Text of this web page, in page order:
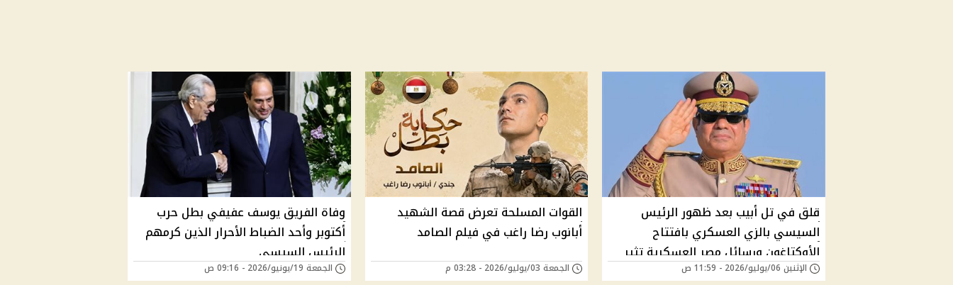
قلق في تل أبيب بعد ظهور الرئيس
السيسي بالزي العسكري بافتتاح
الأوكتاغون ورسائل مصر العسكرية تثير
التساؤلات
الإثنين 06/يوليو/2026 - 11:59 ص
القوات المسلحة تعرض قصة الشهيد
أبانوب رضا راغب في فيلم الصامد
الجمعة 03/يوليو/2026 - 03:28 م
وفاة الفريق يوسف عفيفي بطل حرب
أكتوبر وأحد الضباط الأحرار الذين كرمهم
الرئيس السيسي
الجمعة 19/يونيو/2026 - 09:16 ص